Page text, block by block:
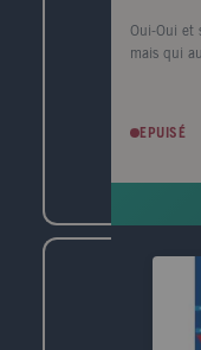
Oui-Oui et
mais qui
EPUISÉ